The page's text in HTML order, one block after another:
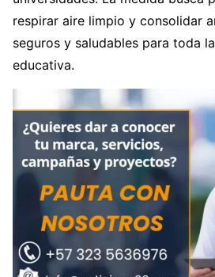
respirar aire limpio y consolidar
seguros y saludables para toda
educativa.